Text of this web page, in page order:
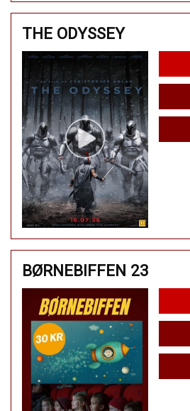
THE ODYSSEY
BØRNEBIFFEN 23